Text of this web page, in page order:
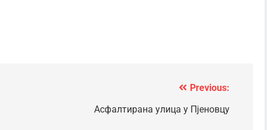
Previous:
Асфалтирана улица у Пјеновцу